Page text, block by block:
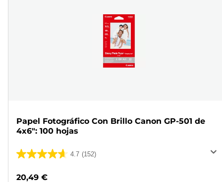
Papel Fotográfico Con Brillo Canon GP-501 de
4x6": 100 hojas
4.7 (152)
4.7
20,49 €